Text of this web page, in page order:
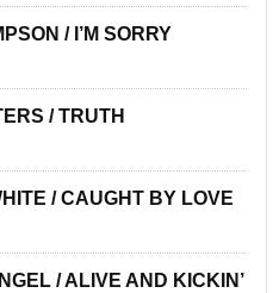
/ I’M SORRY
/ TRUTH
/ CAUGHT BY LOVE
/ ALIVE AND KICKIN’